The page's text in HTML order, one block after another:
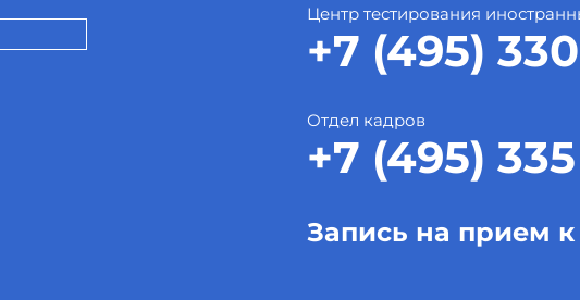
Центр тестирования
+7 (495)
Отдел кадров
+7 (495)
Запись на прием